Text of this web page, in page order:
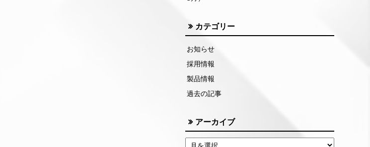
カテゴリー
お知らせ
採用情報
製品情報
過去の記事
アーカイブ